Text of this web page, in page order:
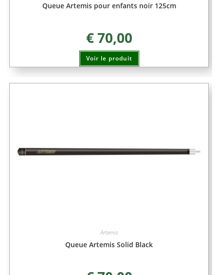
Queue Artemis pour enfants noir 125cm
€70,00
Voir le produit
Artemis
Queue Artemis Solid Black